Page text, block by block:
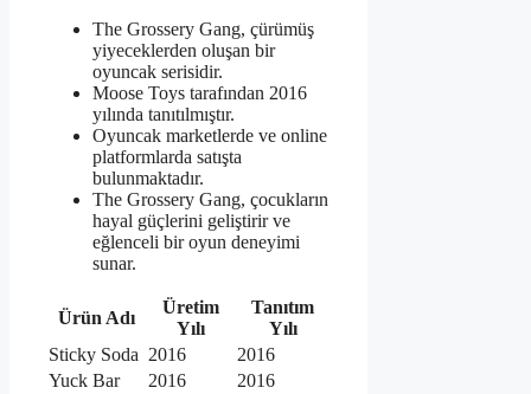
The Grossery Gang, çürümüş
yiyeceklerden oluşan bir
oyuncak serisidir.
Moose Toys tarafından 2016
yılında tanıtılmıştır.
Oyuncak marketlerde ve online
platformlarda satışta
bulunmaktadır.
The Grossery Gang, çocukların
hayal güçlerini geliştirir ve
eğlenceli bir oyun deneyimi
sunar.
Ürün Adı
Üretim
Yılı
Tanıtım
Yılı
Sticky Soda 2016
2016
Yuck Bar
2016
2016